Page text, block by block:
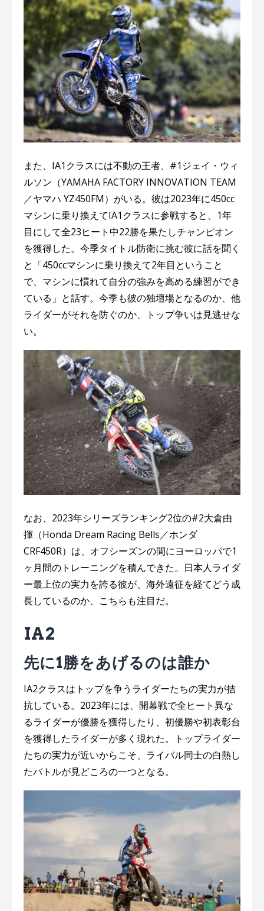
また、IA1クラスには不動の王者、#1ジェイ・ウィ
ルソン（YAMAHA FACTORY INNOVATION TEAM
／ヤマハ YZ450FM）がいる。彼は2023年に450cc
マシンに乗り換えてIA1クラスに参戦すると、1年
目にして全23ヒート中22勝を果たしチャンピオン
を獲得した。今季タイトル防衛に挑む彼に話を聞く
と「450ccマシンに乗り換えて2年目ということ
で、マシンに慣れて自分の強みを高める練習ができ
ている」と話す。今季も彼の独壇場となるのか、他
ライダーがそれを防ぐのか、トップ争いは見逃せな
い。
なお、2023年シリーズランキング2位の#2大倉由
揮（Honda Dream Racing Bells／ホンダ
CRF450R）は、オフシーズンの間にヨーロッパで1
ヶ月間のトレーニングを積んできた。日本人ライダ
ー最上位の実力を誇る彼が、海外遠征を経てどう成
長しているのか、こちらも注目だ。
IA2
先に1勝をあげるのは誰か
IA2クラスはトップを争うライダーたちの実力が拮
抗している。2023年には、開幕戦で全ヒート異な
るライダーが優勝を獲得したり、初優勝や初表彰台
を獲得したライダーが多く現れた。トップライダー
たちの実力が近いからこそ、ライバル同士の白熱し
たバトルが見どころの一つとなる。